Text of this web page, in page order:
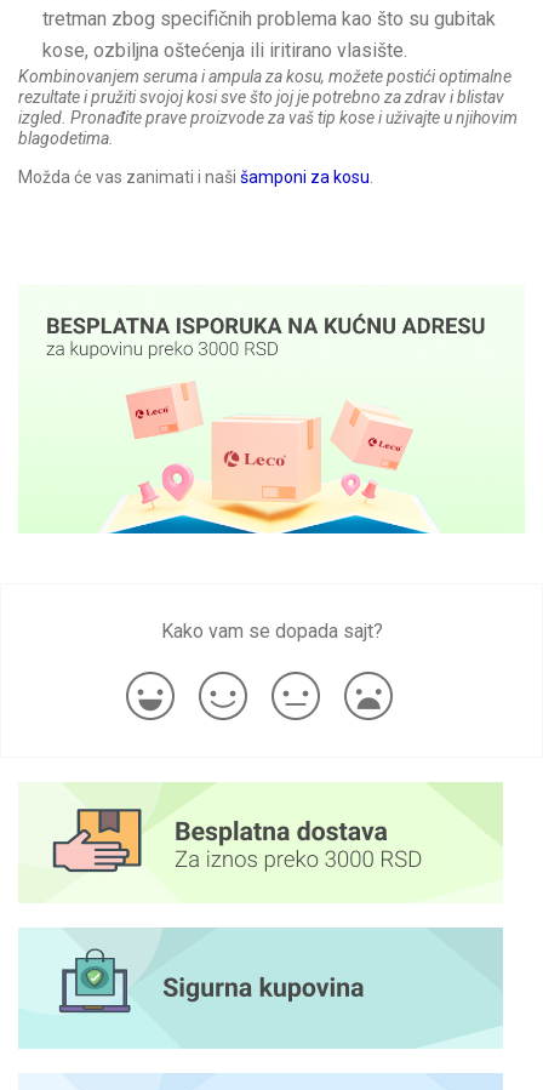
tretman zbog specifičnih problema kao što su gubitak
kose, ozbiljna oštećenja ili iritirano vlasište.
Kombinovanjem seruma i ampula za kosu, možete postići optimalne
rezultate i pružiti svojoj kosi sve što joj je potrebno za zdrav i blistav
izgled. Pronađite prave proizvode za vaš tip kose i uživajte u njihovim
blagodetima.
Možda će vas zanimati i naši šamponi za kosu
Kako vam se dopada sajt?